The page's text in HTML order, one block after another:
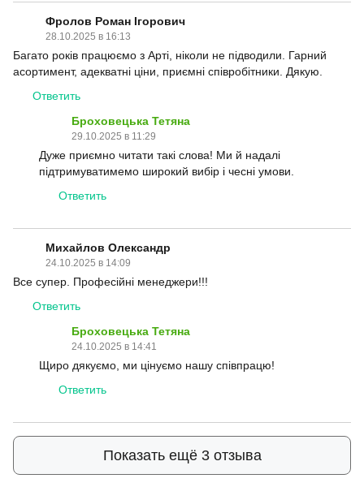
Фролов Роман Ігорович
28.10.2025 в 16:13
Багато років працюємо з Арті, ніколи не підводили. Гарний
асортимент, адекватні ціни, приємні співробітники. Дякую.
Ответить
Броховецька Тетяна
29.10.2025 в 11:29
Дуже приємно читати такі слова! Ми й надалі
підтримуватимемо широкий вибір і чесні умови.
Ответить
Михайлов Олександр
24.10.2025 в 14:09
Все супер. Професійні менеджери!!!
Ответить
Броховецька Тетяна
24.10.2025 в 14:41
Щиро дякуємо, ми цінуємо нашу співпрацю!
Ответить
Показать ещё 3 отзыва